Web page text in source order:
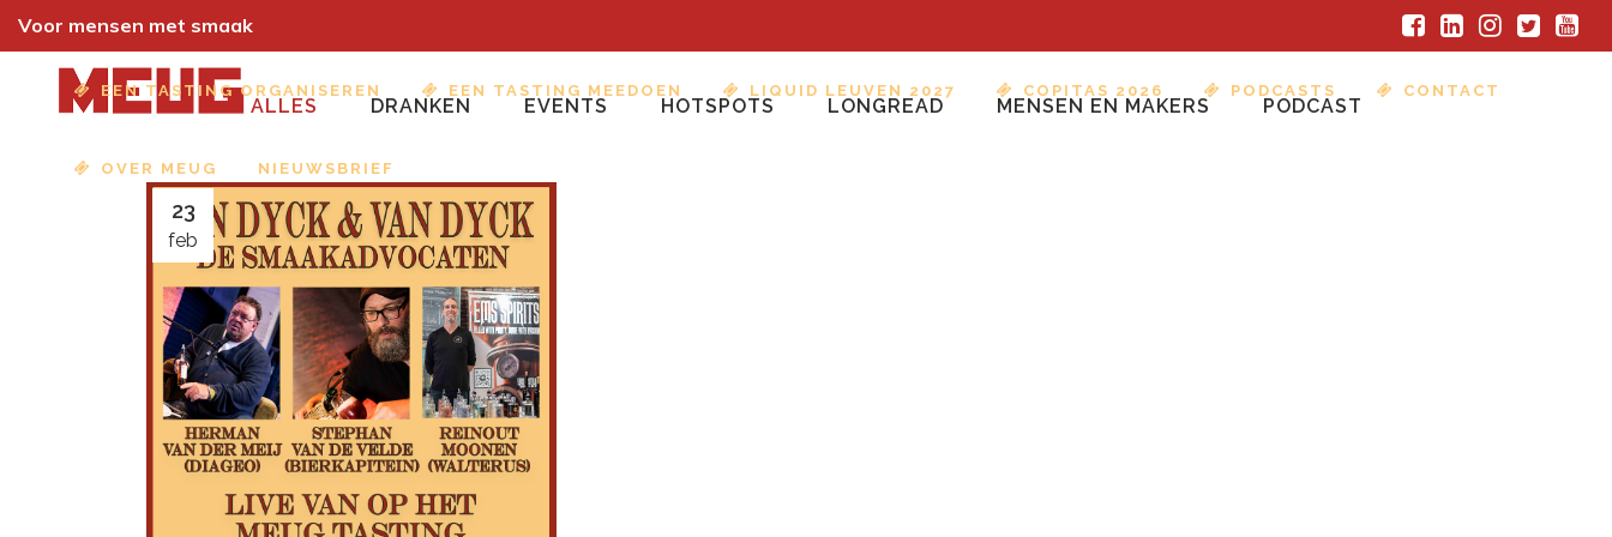
Voor mensen met smaak
EEN TASTING ORGANISEREN EEN TASTING MEEDOEN LIQUID LEUVEN 2027 COPITAS 2026 PODCASTS CONTACT
OVER MEUG NIEUWSBRIEF
ALLES DRANKEN EVENTS HOTSPOTS LONGREAD MENSEN EN MAKERS PODCAST
23
feb